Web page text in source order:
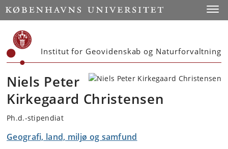
Start
Institut for Geovidenskab og Naturforvaltning
Niels Peter
Kirkegaard Christensen
Ph.d.-stipendiat
Geografi, land, miljø og samfund